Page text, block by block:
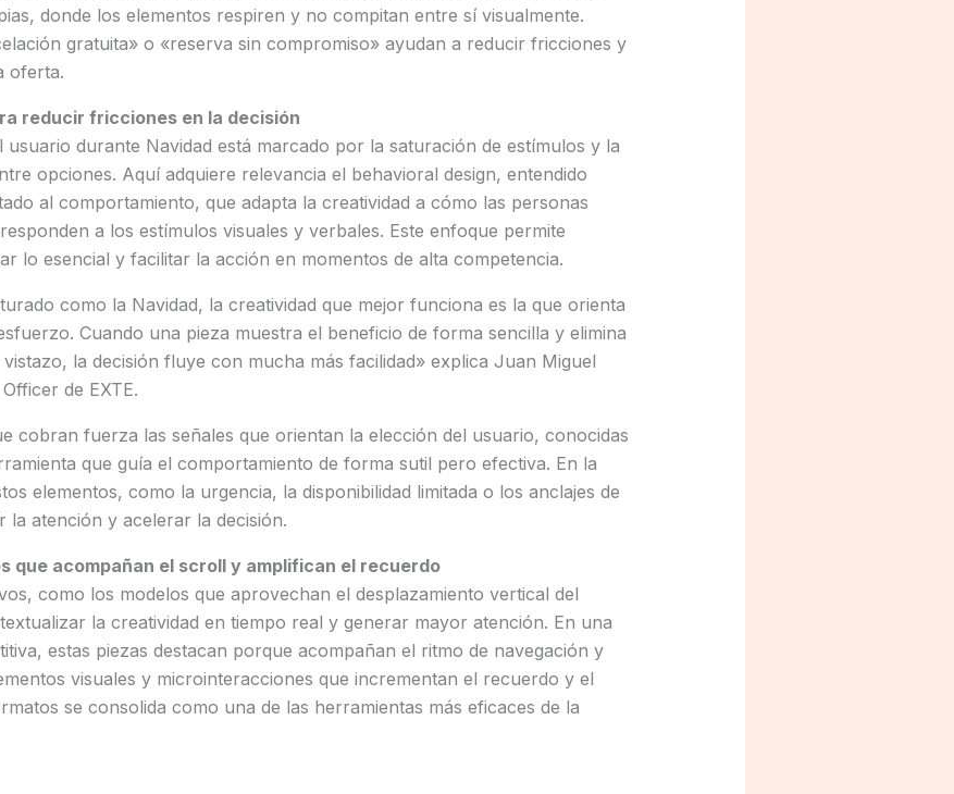
donde los elementos respiren y no compitan entre sí visualmente.
gratuita» o «reserva sin compromiso» ayudan a reducir fricciones y
oferta.
reducir fricciones en la decisión
usuario durante Navidad está marcado por la saturación de estímulos y la
opciones. Aquí adquiere relevancia el behavioral design, entendido
al comportamiento, que adapta la creatividad a cómo las personas
a los estímulos visuales y verbales. Este enfoque permite
lo esencial y facilitar la acción en momentos de alta competencia.
como la Navidad, la creatividad que mejor funciona es la que orienta
Cuando una pieza muestra el beneficio de forma sencilla y elimina
la decisión fluye con mucha más facilidad» explica Juan Miguel
de EXTE.
cobran fuerza las señales que orientan la elección del usuario, conocidas
que guía el comportamiento de forma sutil pero efectiva. En la
elementos, como la urgencia, la disponibilidad limitada o los anclajes de
la atención y acelerar la decisión.
que acompañan el scroll y amplifican el recuerdo
como los modelos que aprovechan el desplazamiento vertical del
la creatividad en tiempo real y generar mayor atención. En una
estas piezas destacan porque acompañan el ritmo de navegación y
visuales y microinteracciones que incrementan el recuerdo y el
se consolida como una de las herramientas más eficaces de la